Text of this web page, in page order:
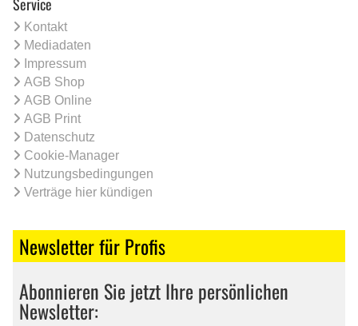
Kontakt
Mediadaten
Impressum
AGB Shop
AGB Online
AGB Print
Datenschutz
Cookie-Manager
Nutzungsbedingungen
Verträge hier kündigen
Newsletter für Profis
Abonnieren Sie jetzt Ihre persönlichen
Newsletter: